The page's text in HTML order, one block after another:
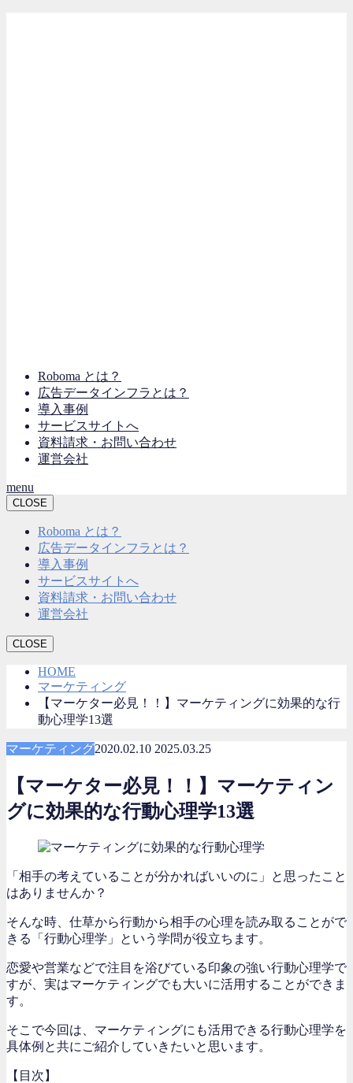
Roboma とは？
広告データインフラとは？
導入事例
サービスサイトへ
資料請求・お問い合わせ
運営会社
menu
CLOSE
Roboma とは？
広告データインフラとは？
導入事例
サービスサイトへ
資料請求・お問い合わせ
運営会社
CLOSE
HOME
マーケティング
【マーケター必見！！】マーケティングに効果的な行
動心理学13選
マーケティング2020.02.10 2025.03.25
【マーケター必見！！】マーケティン
グに効果的な行動心理学13選
「相手の考えていることが分かればいいのに」と思ったこと
はありませんか？
そんな時、仕草から行動から相手の心理を読み取ることがで
きる「行動心理学」という学問が役立ちます。
恋愛や営業などで注目を浴びている印象の強い行動心理学で
すが、実はマーケティングでも大いに活用することができま
す。
そこで今回は、マーケティングにも活用できる行動心理学を
具体例と共にご紹介していきたいと思います。
【目次】